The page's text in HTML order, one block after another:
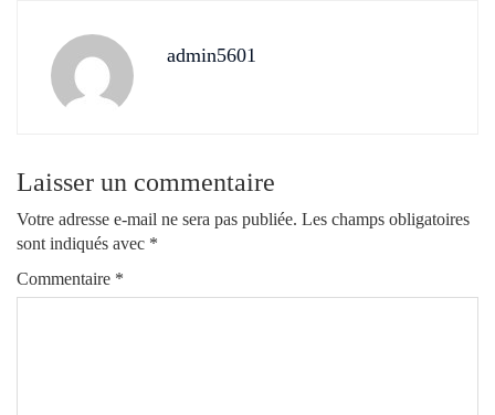
admin5601
Laisser un commentaire
Votre adresse e-mail ne sera pas publiée. Les champs obligatoires
sont indiqués avec *
Commentaire *